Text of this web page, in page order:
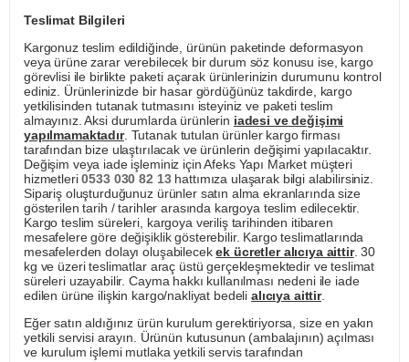
Teslimat Bilgileri
Kargonuz teslim edildiğinde, ürünün paketinde deformasyon
veya ürüne zarar verebilecek bir durum söz konusu ise, kargo
görevlisi ile birlikte paketi açarak ürünlerinizin durumunu kontrol
ediniz. Ürünlerinizde bir hasar gördüğünüz takdirde, kargo
yetkilisinden tutanak tutmasını isteyiniz ve paketi teslim
almayınız. Aksi durumlarda ürünlerin iadesi ve değişimi
yapılmamaktadır. Tutanak tutulan ürünler kargo firması
tarafından bize ulaştırılacak ve ürünlerin değişimi yapılacaktır.
Değişim veya iade işleminiz için Afeks Yapı Market müşteri
hizmetleri0533 030 82 13hattımıza ulaşarak bilgi alabilirsiniz.
Sipariş oluşturduğunuz ürünler satın alma ekranlarında size
gösterilen tarih / tarihler arasında kargoya teslim edilecektir.
Kargo teslim süreleri, kargoya veriliş tarihinden itibaren
mesafelere göre değişiklik gösterebilir. Kargo teslimatlarında
mesafelerden dolayı oluşabilecekek ücretler alıcıya aittir. 30
kg ve üzeri teslimatlar araç üstü gerçekleşmektedir ve teslimat
süreleri uzayabilir. Cayma hakkı kullanılması nedeni ile iade
edilen ürüne ilişkin kargo/nakliyat bedeli alıcıya aittir.
Eğer satın aldığınız ürün kurulum gerektiriyorsa, size en yakın
yetkili servisi arayın. Ürünün kutusunun (ambalajının) açılması
ve kurulum işlemi mutlaka yetkili servis tarafından